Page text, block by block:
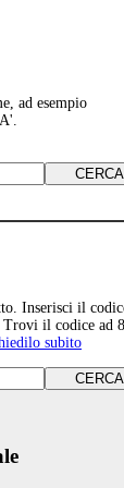
ad esempio
Inserisci il
il codice ad
subito